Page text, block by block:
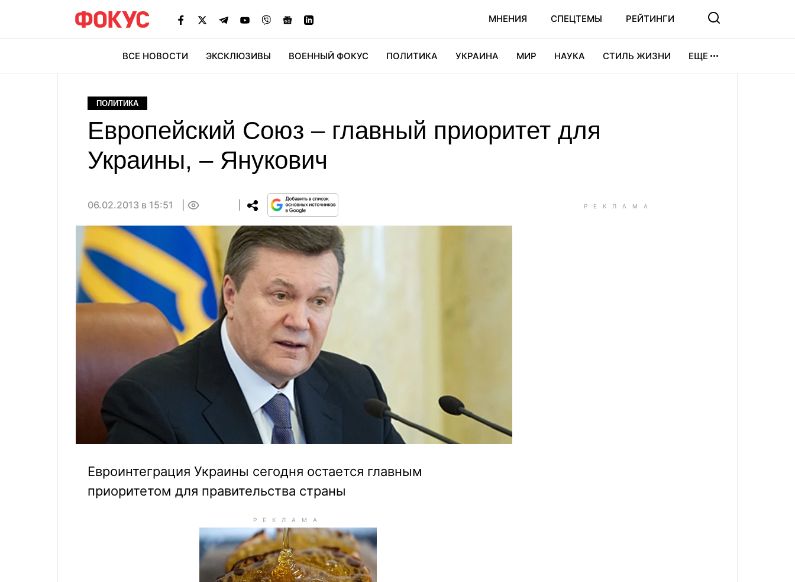
МНЕНИЯ СПЕЦТЕМЫ РЕЙТИНГИ
ВСЕ НОВОСТИ ЭКСКЛЮЗИВЫ ВОЕННЫЙ ФОКУС ПОЛИТИКА УКРАИНА МИР НАУКА СТИЛЬ ЖИЗНИ ЕЩЕ
ПОЛИТИКА
Европейский Союз – главный приоритет для
Украины, – Янукович
06.02.2013 в 15:51
Евроинтеграция Украины сегодня остается главным
приоритетом для правительства страны